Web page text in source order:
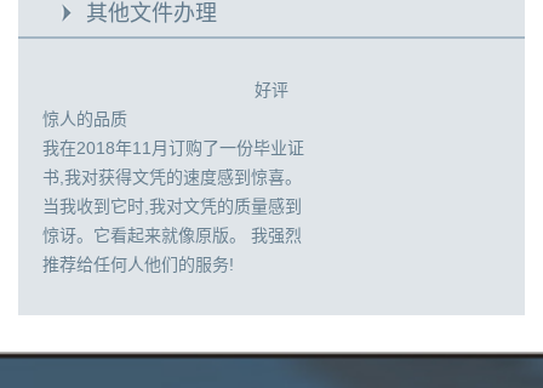
其他文件办理
好评
惊人的品质
我在2018年11月订购了一份毕业证
书,我对获得文凭的速度感到惊喜。
当我收到它时,我对文凭的质量感到
惊讶。它看起来就像原版。 我强烈
推荐给任何人他们的服务!